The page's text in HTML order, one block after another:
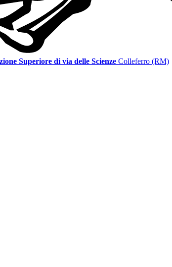
Superiore di via delle Scienze Colleferro (RM)